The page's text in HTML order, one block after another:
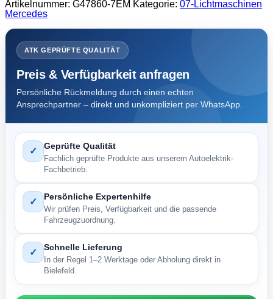
PK
4
S.LIN_2
RC=56
50,0
Menge
Artikelnummer: G47860-7EM Kategorie: 07-Lichtmaschinen
Mercedes
ATK GEPRÜFTE QUALITÄT
Preis & Verfügbarkeit anfragen
Persönliche Rückmeldung durch einen echten
Ansprechpartner – direkt und unkompliziert per WhatsApp.
✓ Geprüfte Qualität
Fachlich geprüfte Produkte aus unserem Autoelektrik-
Fachbetrieb.
✓ Persönliche Expertenhilfe
Wir prüfen Preis, Verfügbarkeit und die passende
Fahrzeugzuordnung.
✓ Schnelle Lieferung
In der Regel 1–2 Werktage oder Abholung direkt in
Bielefeld.